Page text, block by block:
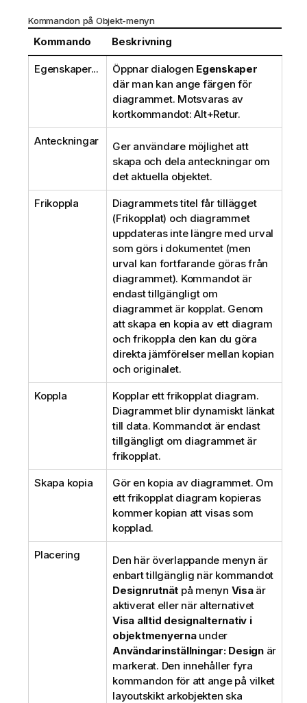
Kommandon på Objekt-menyn
Kommando Beskrivning
Egenskaper... Öppnar dialogen Egenskaper
där man kan ange färgen för
diagrammet. Motsvaras av
kortkommandot: Alt+Retur.
Anteckningar
Ger användare möjlighet att
skapa och dela anteckningar om
det aktuella objektet.
Frikoppla
Diagrammets titel får tillägget
(Frikopplat) och diagrammet
uppdateras inte längre med urval
som görs i dokumentet (men
urval kan fortfarande göras från
diagrammet). Kommandot är
endast tillgängligt om
diagrammet är kopplat. Genom
att skapa en kopia av ett diagram
och frikoppla den kan du göra
direkta jämförelser mellan kopian
och originalet.
Koppla
Kopplar ett frikopplat diagram.
Diagrammet blir dynamiskt länkat
till data. Kommandot är endast
tillgängligt om diagrammet är
frikopplat.
Skapa kopia
Gör en kopia av diagrammet. Om
ett frikopplat diagram kopieras
kommer kopian att visas som
kopplad.
Placering
Den här överlappande menyn är
enbart tillgänglig när kommandot
Designrutnät på menyn Visaär
aktiverat eller när alternativet
Visa alltid designalternativ i
objektmenyernaunder
Användarinställningar: Designär
markerat. Den innehåller fyra
kommandon för att ange på vilket
layoutskikt arkobjekten ska